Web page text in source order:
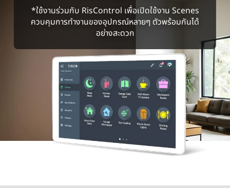
*ใช้งานร่วมกับ RisControl เพื่อเปิดใช้งาน Scenes
ควบคุมการทำงานของอุปกรณ์หลายๆ ตัวพร้อมกันได้
อย่างสะดวก